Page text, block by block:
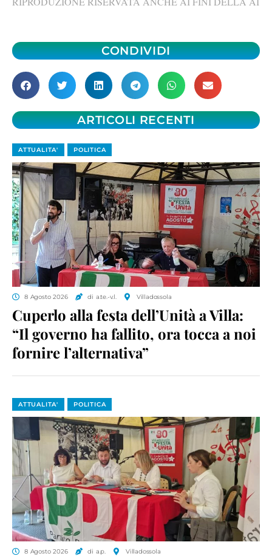
CONDIVIDI
ARTICOLI RECENTI
ATTUALITA' POLITICA
8 Agosto 2026 di a.te.-v.l. Villadossola
Cuperlo alla festa dell’Unità a Villa:
“Il governo ha fallito, ora tocca a noi
fornire l’alternativa”
ATTUALITA' POLITICA
8 Agosto 2026 di a.p. Villadossola